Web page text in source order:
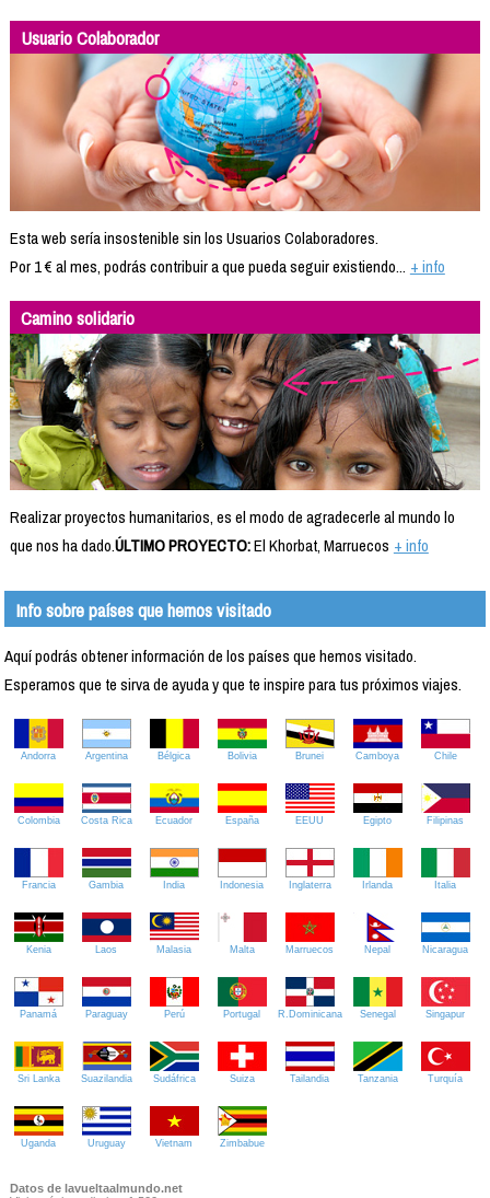
Usuario Colaborador
Esta web sería insostenible sin los Usuarios Colaboradores.
Por 1 € al mes, podrás contribuir a que pueda seguir existiendo... + info
Camino solidario
Realizar proyectos humanitarios, es el modo de agradecerle al mundo lo
que nos ha dado.ÚLTIMO PROYECTO:El Khorbat, Marruecos + info
Info sobre países que hemos visitado
Aquí podrás obtener información de los países que hemos visitado.
Esperamos que te sirva de ayuda y que te inspire para tus próximos viajes.
Andorra Argentina Bélgica Bolivia Brunei Camboya Chile
Colombia Costa Rica Ecuador España EEUU Egipto Filipinas
Francia Gambia India Indonesia Inglaterra Irlanda Italia
Kenia Laos Malasia Malta Marruecos Nepal Nicaragua
Panamá Paraguay Perú Portugal R.Dominicana Senegal Singapur
Sri Lanka Suazilandia Sudáfrica Suiza Tailandia Tanzania Turquía
Uganda Uruguay Vietnam Zimbabue
Datos de lavueltaalmundo.net